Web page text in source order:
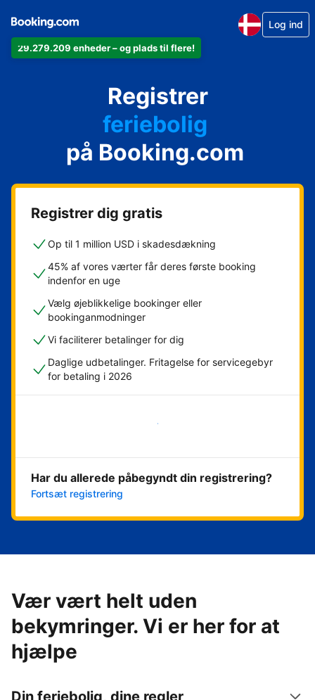
29.279.209 enheder – og plads til flere!
Log ind
Registrer
din lejlighed
dit hotel
feriebolig
dit pensionat
dit bed & breakfast
på Booking.com
Registrer dig gratis
Op til 1 million USD i skadesdækning
45% af vores værter får deres første booking
indenfor en uge
Vælg øjeblikkelige bookinger eller
bookinganmodninger
Vi faciliterer betalinger for dig
Daglige udbetalinger. Fritagelse for servicegebyr
for betaling i 2026
Kom i gang med det samme
Har du allerede påbegyndt din registrering?
Fortsæt registrering
Vær vært helt uden
bekymringer. Vi er her for at
hjælpe
Din feriebolig, dine regler